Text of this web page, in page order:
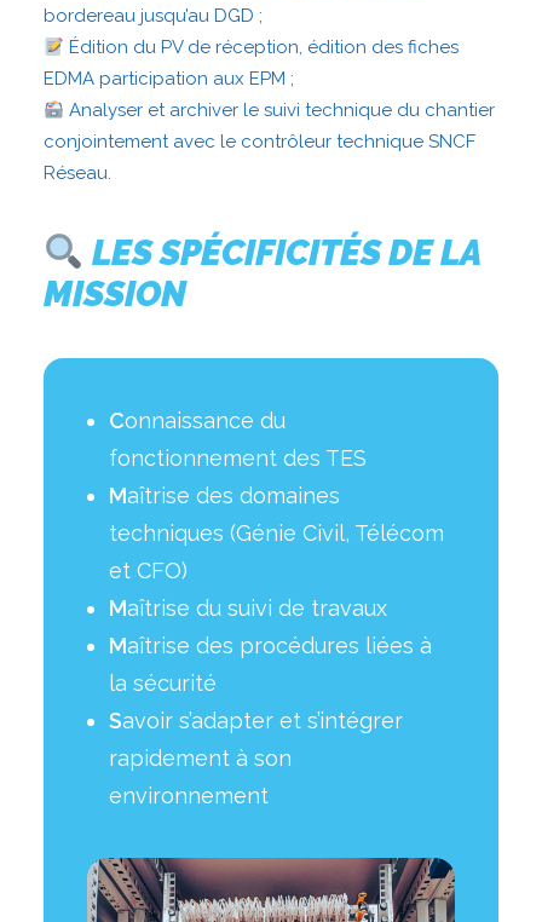
bordereau jusqu’au DGD ;
Édition du PV de réception, édition des fiches
EDMA participation aux EPM ;
Analyser et archiver le suivi technique du chantier
conjointement avec le contrôleur technique SNCF
Réseau.
LES SPÉCIFICITÉS DE LA
MISSION
Connaissance du
fonctionnement des TES
Maîtrise des domaines
techniques (Génie Civil, Télécom
et CFO)
Maîtrise du suivi de travaux
Maîtrise des procédures liées à
la sécurité
Savoir s’adapter et s’intégrer
rapidement à son
environnement